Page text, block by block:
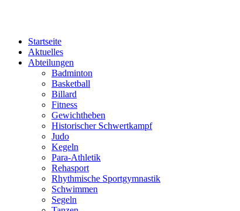
Startseite
Aktuelles
Abteilungen
Badminton
Basketball
Billard
Fitness
Gewichtheben
Historischer Schwertkampf
Judo
Kegeln
Para-Athletik
Rehasport
Rhythmische Sportgymnastik
Schwimmen
Segeln